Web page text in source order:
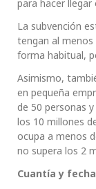
para hacer llegar
La subvención
tengan al menos
forma habitual,
Asimismo,
en pequeña
de 50 personas
los 10 millones
ocupa a menos
no supera los 2
Cuantía y